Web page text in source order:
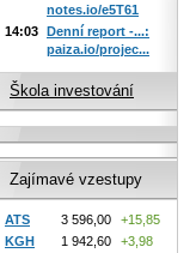
notes.io/e5T61
14:03 Denní report -...:
paiza.io/projec...
Škola investování
Zajímavé vzestupy
ATS 3 596,00
+15,85
KGH
1 942,60
+3,98